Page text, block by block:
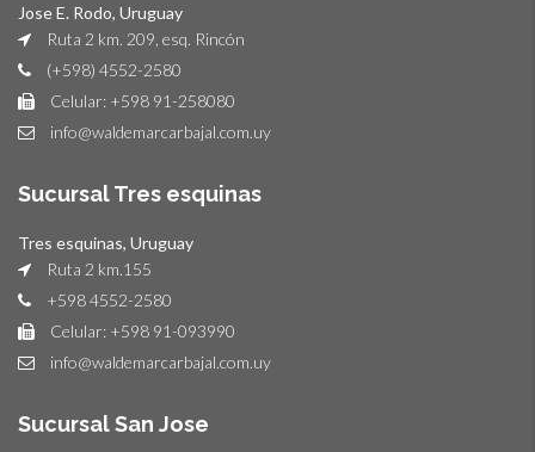
Jose E. Rodo, Uruguay
Ruta 2 km. 209, esq. Rincón
(+598) 4552-2580
Celular: +598 91-258080
info@waldemarcarbajal.com.uy
Sucursal Tres esquinas
Tres esquinas, Uruguay
Ruta 2 km.155
+598 4552-2580
Celular: +598 91-093990
info@waldemarcarbajal.com.uy
Sucursal San Jose